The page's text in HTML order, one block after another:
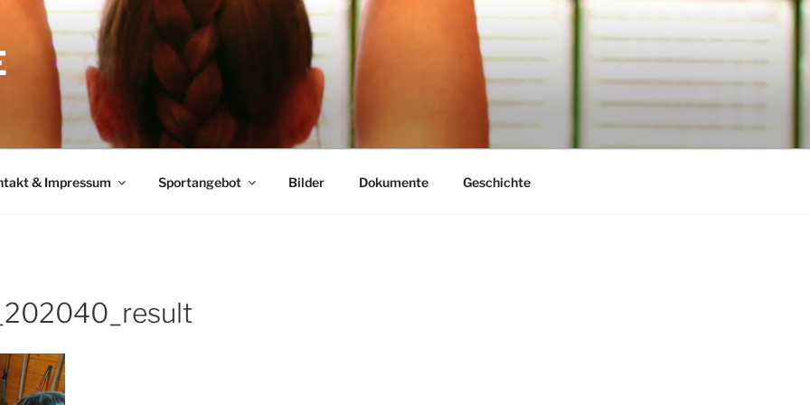
& Impressum Sportangebot Bilder Dokumente Geschichte